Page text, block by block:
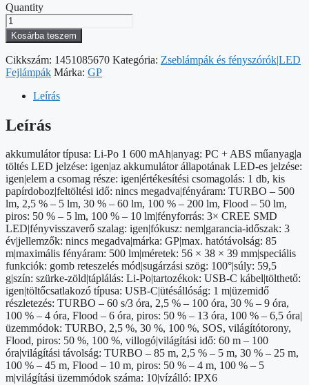
Quantity
LED
Fejlámpa
GP
Xplor
PHR17,
500
Kosárba teszem
Cikkszám: 1451085670 Kategória: Zseblámpák és fényszórók|LED
Fejlámpák Márka: GP
Leírás
Leírás
akkumulátor típusa: Li-Po 1 600 mAh|anyag: PC + ABS műanyag|a
töltés LED jelzése: igen|az akkumulátor állapotának LED-es jelzése:
igen|elem a csomag része: igen|értékesítési csomagolás: 1 db, kis
papírdoboz|feltöltési idő: nincs megadva|fényáram: TURBO – 500
lm, 2,5 % – 5 lm, 30 % – 60 lm, 100 % – 200 lm, Flood – 50 lm,
piros: 50 % – 5 lm, 100 % – 10 lm|fényforrás: 3× CREE SMD
LED|fényvisszaverő szalag: igen|fókusz: nem|garancia-időszak: 3
év|jellemzők: nincs megadva|márka: GP|max. hatótávolság: 85
m|maximális fényáram: 500 lm|méretek: 56 × 38 × 39 mm|speciális
funkciók: gomb reteszelés mód|sugárzási szög: 100°|súly: 59,5
g|szín: szürke-zöld|táplálás: Li-Po|tartozékok: USB-C kábel|tölthető:
igen|töltőcsatlakozó típusa: USB-C|ütésállóság: 1 m|üzemidő
részletezés: TURBO – 60 s/3 óra, 2,5 % – 100 óra, 30 % – 9 óra,
100 % – 4 óra, Flood – 6 óra, piros: 50 % – 13 óra, 100 % – 6,5 óra|
üzemmódok: TURBO, 2,5 %, 30 %, 100 %, SOS, világítótorony,
Flood, piros: 50 %, 100 %, villogó|világítási idő: 60 m – 100
óra|világítási távolság: TURBO – 85 m, 2,5 % – 5 m, 30 % – 25 m,
100 % – 45 m, Flood – 10 m, piros: 50 % – 4 m, 100 % – 5
m|világítási üzemmódok száma: 10|vízálló: IPX6